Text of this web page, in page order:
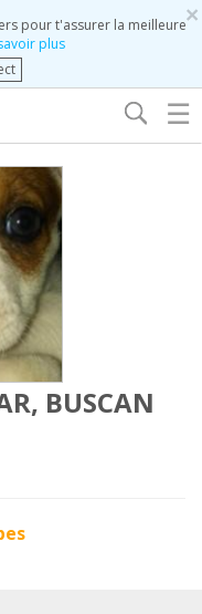
×
pour t'assurer la meilleure
plus
☰
BUSCAN